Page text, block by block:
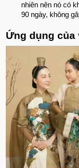
nhiên nên nó có
90 ngày, không
Ứng dụng của